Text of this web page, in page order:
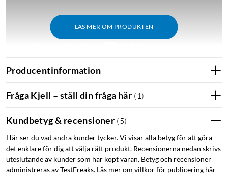
LÄS MER OM PRODUKTEN
Go Pro
Producentinformation
Fråga Kjell – ställ din fråga här ( 1 )
Kundbetyg & recensioner (5)
Här ser du vad andra kunder tycker. Vi visar alla betyg för att göra
det enklare för dig att välja rätt produkt. Recensionerna nedan skrivs
uteslutande av kunder som har köpt varan. Betyg och recensioner
administreras av TestFreaks. Läs mer om villkor för publicering här